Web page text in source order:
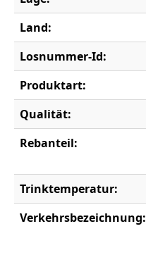
Land:
Losnummer-Id:
Produktart:
Qualität:
Rebanteil:
Trinktemperatur:
Verkehrsbezeichnung: